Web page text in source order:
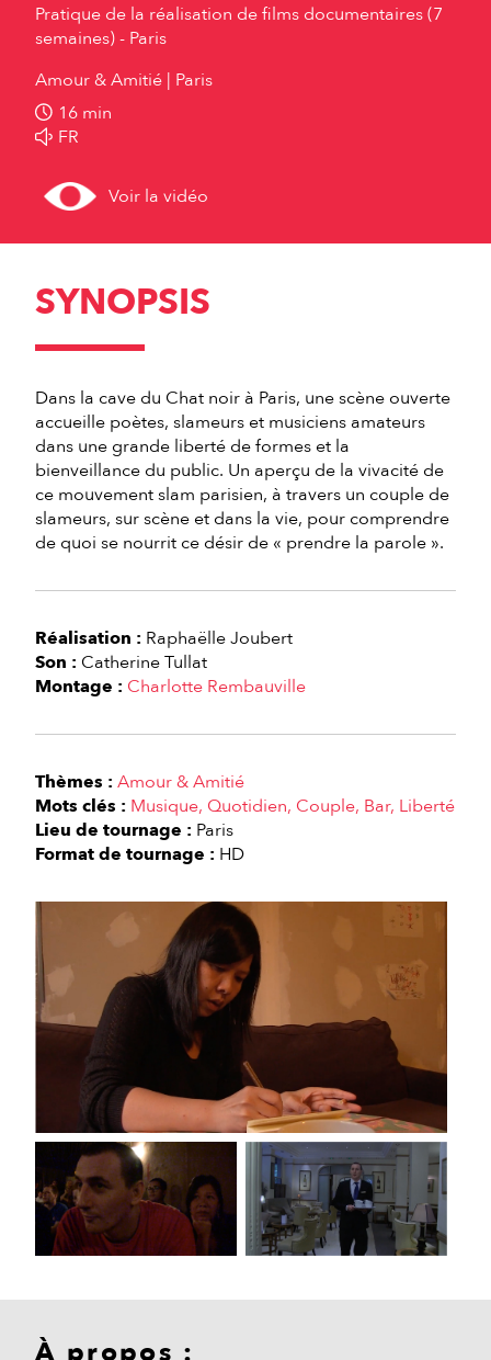
Pratique de la réalisation de films documentaires (7
semaines) - Paris
Amour & Amitié Paris
16 min
FR
Voir la vidéo
SYNOPSIS
Dans la cave du Chat noir à Paris, une scène ouverte
accueille poètes, slameurs et musiciens amateurs
dans une grande liberté de formes et la
bienveillance du public. Un aperçu de la vivacité de
ce mouvement slam parisien, à travers un couple de
slameurs, sur scène et dans la vie, pour comprendre
de quoi se nourrit ce désir de « prendre la parole ».
Réalisation : Raphaëlle Joubert
Son : Catherine Tullat
Montage : Charlotte Rembauville
Thèmes : Amour & Amitié
Mots clés : Musique Quotidien Couple Bar Liberté
Lieu de tournage : Paris
Format de tournage : HD